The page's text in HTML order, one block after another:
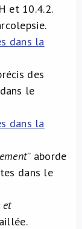
et 10.4.2.
dans la
des
le
dans la
” aborde
dans le
et